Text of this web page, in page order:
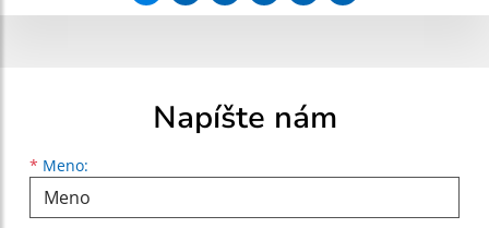
Napíšte nám
* Meno:
Meno
Priezvisko
E-mailová adresa